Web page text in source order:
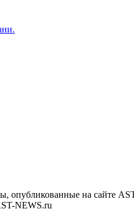
на сайте
NEWS.ru